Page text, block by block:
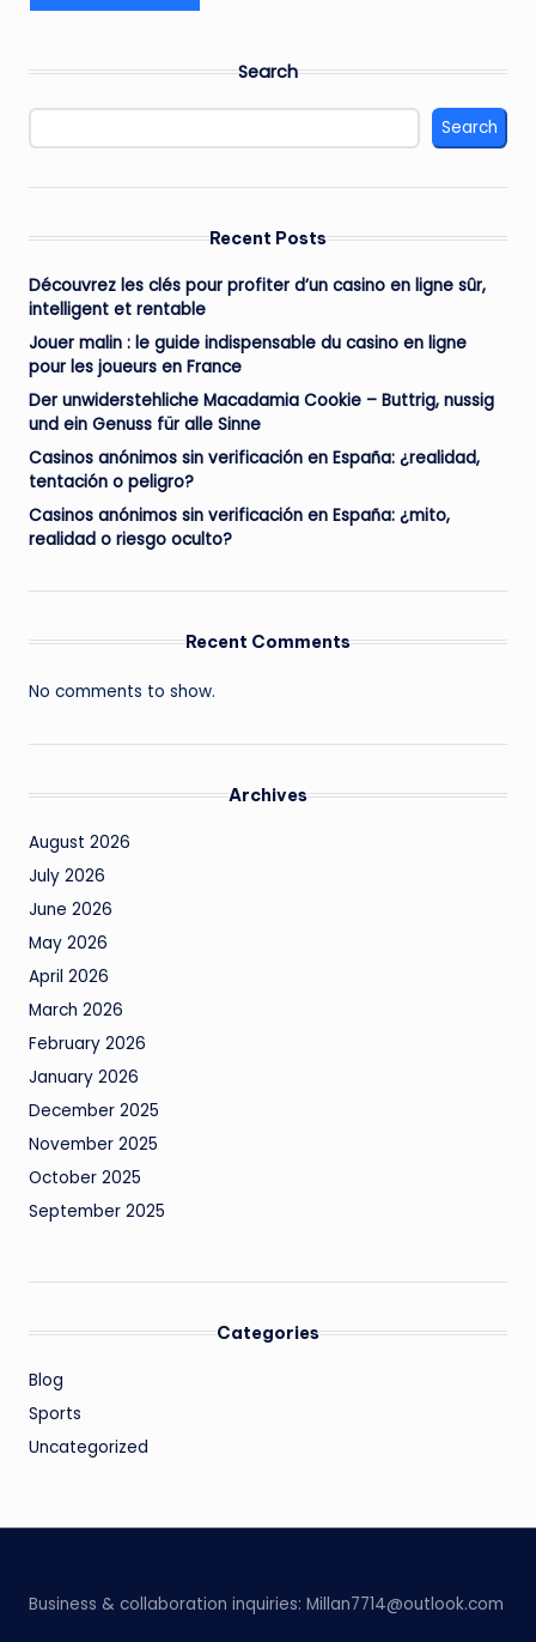
Search
Search
Recent Posts
Découvrez les clés pour profiter d’un casino en ligne sûr,
intelligent et rentable
Jouer malin : le guide indispensable du casino en ligne
pour les joueurs en France
Der unwiderstehliche Macadamia Cookie – Buttrig, nussig
und ein Genuss für alle Sinne
Casinos anónimos sin verificación en España: ¿realidad,
tentación o peligro?
Casinos anónimos sin verificación en España: ¿mito,
realidad o riesgo oculto?
Recent Comments
No comments to show.
Archives
August 2026
July 2026
June 2026
May 2026
April 2026
March 2026
February 2026
January 2026
December 2025
November 2025
October 2025
September 2025
Categories
Blog
Sports
Uncategorized
Business & collaboration inquiries: Millan7714@outlook.com